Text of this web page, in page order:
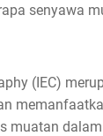
senyawa
(IEC)
muatan